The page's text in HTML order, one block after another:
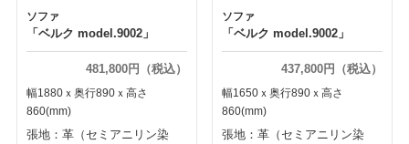
ソファ
「ベルク model.9002」
481,800円（税込）
幅1880ｘ奥行890ｘ高さ
860(mm)
張地：革（セミアニリン染
ソファ
「ベルク model.9002」
437,800円（税込）
幅1650ｘ奥行890ｘ高さ
860(mm)
張地：革（セミアニリン染